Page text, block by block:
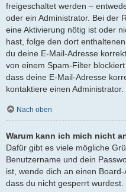
freigeschaltet werden –
oder ein Administrator. Bei der
eine Aktivierung nötig ist oder
hast, folge den dort
du deine E-Mail-Adresse
von einem Spam-Filter
dass deine E-Mail-Adresse
kontaktiere einen Administrator.
Nach oben
Warum kann ich mich nicht
Dafür gibt es viele mögliche
Benutzername und dein
ist, wende dich an einen
dass du nicht gesperrt